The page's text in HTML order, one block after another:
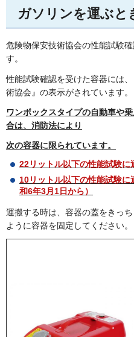
ガソリンを運ぶと
危険物保安技術協会の性能試験
す。
性能試験確認を受けた容器には
術協会』の表示がされています。
ワンボックスタイプの自動車や
合は、消防法により
次の容器に限られています。
22リットル以下の性能試験に
10リットル以下の性能試験
和6年3月1日から）
運搬する時は、容器の蓋をきっ
ように容器を固定してください。